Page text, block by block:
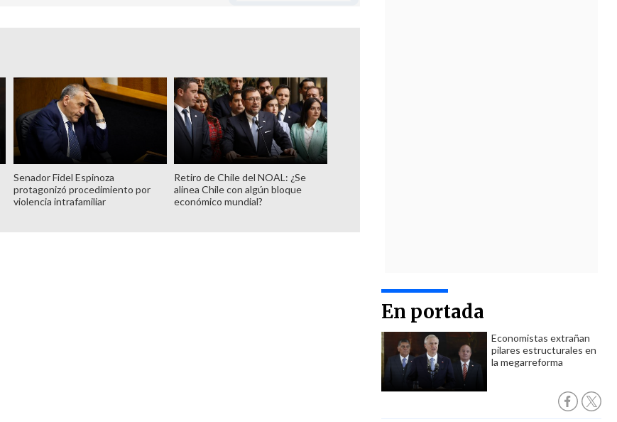
En portada
Economistas extrañan
pilares estructurales en
la megarreforma
Senador Fidel Espinoza
protagonizó procedimiento por
violencia intrafamiliar
Retiro de Chile del NOAL: ¿Se
alinea Chile con algún bloque
económico mundial?